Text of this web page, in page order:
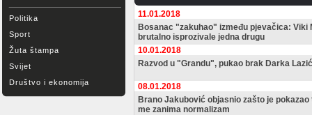
Politika
Sport
Žuta štampa
Svijet
Društvo i ekonomija
11.01.2018
Bosanac "zakuhao" između pjevačica: Viki
brutalno isprozivale jedna drugu
10.01.2018
Razvod u "Grandu", pukao brak Darka
08.01.2018
Brano Jakubović objasnio zašto je
me zanima normalizam